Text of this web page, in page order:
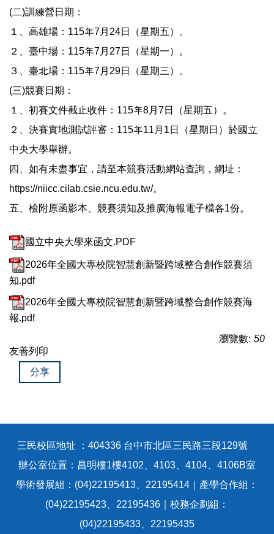
(二)訓練營日期：
１、高雄場：115年7月24日（星期五）。
２、臺中場：115年7月27日（星期一）。
３、臺北場：115年7月29日（星期三）。
(三)競賽日期：
１、初賽文件截止收件：115年8月7日（星期五）。
２、決賽實地測試評審：115年11月1日（星期日）於國立
中央大學舉辦。
四、如有未盡事宜，請至本競賽活動網站查詢，網址：
https://niicc.cilab.csie.ncu.edu.tw/。
五、檢附原函影本、競賽須知及推廣海報電子檔各1份。
國立中央大學來函文.PDF
2026年全國大專校院智慧創新暨跨域整合創作競賽須
知.pdf
2026年全國大專校院智慧創新暨跨域整合創作競賽海
報.pdf
瀏覽數: 50
友善列印
分享
三民校區地址 ：404336 台中市北區三民路三段129號
辦公室位置：昌明樓1樓4102、4103、4104、4106B室
學術發展組：(04)22195413、22195414｜產學合作組：
(04)22195423、22195436｜校務企劃組：
(04)22195433、22195435